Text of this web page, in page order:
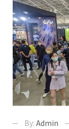
By: Admin